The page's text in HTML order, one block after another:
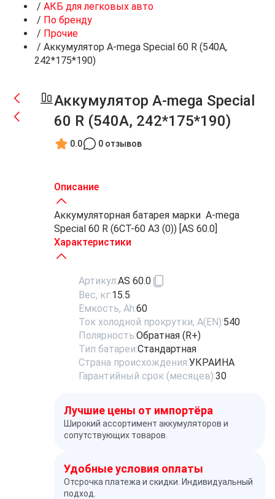
/ АКБ для легковых авто
/ По бренду
/ Прочие
/ Аккумулятор A-mega Special 60 R (540A,
242*175*190)
Аккумулятор A-mega Special
60 R (540A, 242*175*190)
0.0 0 отзывов
Описание
Аккумуляторная батарея марки A-mega
Special 60 R (6СТ-60 АЗ (0)) [AS 60.0]
Характеристики
Артикул:AS 60.0
Вес, кг:15.5
Емкость, Ah:60
Ток холодной прокрутки, A(EN):540
Полярность:Обратная (R+)
Тип батареи:Стандартная
Страна происхождения:УКРАИНА
Гарантийный срок (месяцев):30
Лучшие цены от импортёра
Широкий ассортимент аккумуляторов и
сопутствующих товаров.
Удобные условия оплаты
Отсрочка платежа и скидки. Индивидуальный
подход.